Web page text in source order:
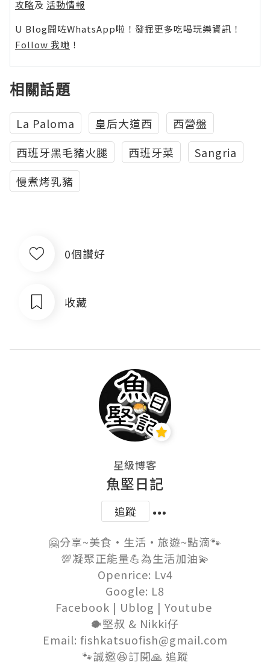
攻略及 活動情報
U Blog開咗WhatsApp啦！發掘更多吃喝玩樂資訊！
Follow 我哋 ！
相關話題
La Paloma 皇后大道西
西營盤
西班牙黑毛豬火腿
西班牙菜
Sangria
慢煮烤乳豬
0個讚好
收藏
星級博客
魚堅日記
追蹤
🤗分享~美食•生活•旅遊~點滴🐾
💯凝聚正能量💪為生活加油💫
Openrice: Lv4
Google: L8
Facebook | Ublog | Youtube
🐡堅叔 & Nikki仔
Email: fishkatsuofish@gmail.com
🐾誠邀😆訂閱🙏 追蹤